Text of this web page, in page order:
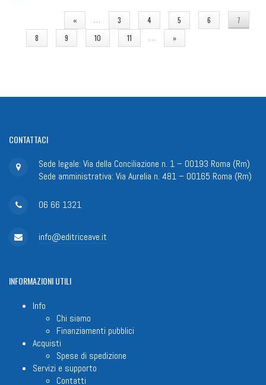
« … 3 4 5 6
7
8
9 10 11 … »
CONTATTACI
Sede legale: Via della Conciliazione n. 1 – 00193 Roma (Rm)
Sede amministrativa: Via Aurelia n. 481 – 00165 Roma (Rm)
06 66 1321
info@editriceave.it
INFORMAZIONIUTILI
Info
Chi siamo
Finanziamenti pubblici
Acquisti
Spese di spedizione
Servizi e supporto
Contatti